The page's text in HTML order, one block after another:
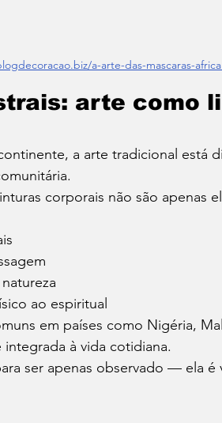
a-arte-das-mascaras-
arte como
a arte tradicional está
corporais não são apenas
ao espiritual
em países como Nigéria,
à vida cotidiana.
ser apenas observado — ela é